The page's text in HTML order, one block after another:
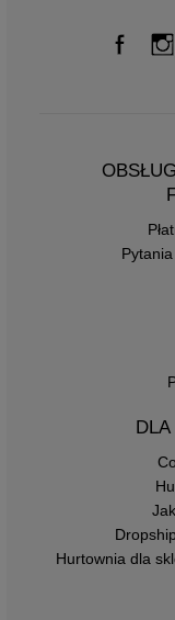
Hurtownia dla